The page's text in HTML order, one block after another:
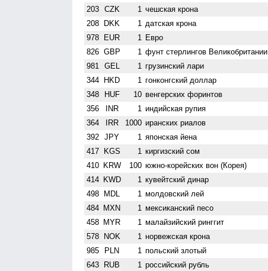
203 CZK 1 чешская крона
208 DKK 1 датская крона
978 EUR 1 Евро
826 GBP 1 фунт стерлингов Велико­британии
981 GEL 1 грузинский лари
344 HKD 1 гонконгский доллар
348 HUF 10 венгерских форинтов
356 INR 1 индийская рупия
364 IRR 1000 иранских риалов
392 JPY 1 японская йена
417 KGS 1 киргизский сом
410 KRW 100 южно-корейских вон (Корея)
414 KWD 1 кувейтский динар
498 MDL 1 молдовский лей
484 MXN 1 мексиканский песо
458 MYR 1 малайзийский ринггит
578 NOK 1 норвежская крона
985 PLN 1 польский злотый
643 RUB 1 российский рубль